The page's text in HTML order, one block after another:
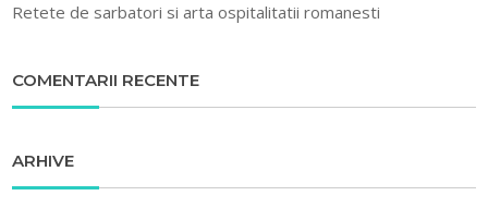
Retete de sarbatori si arta ospitalitatii romanesti
COMENTARII RECENTE
ARHIVE